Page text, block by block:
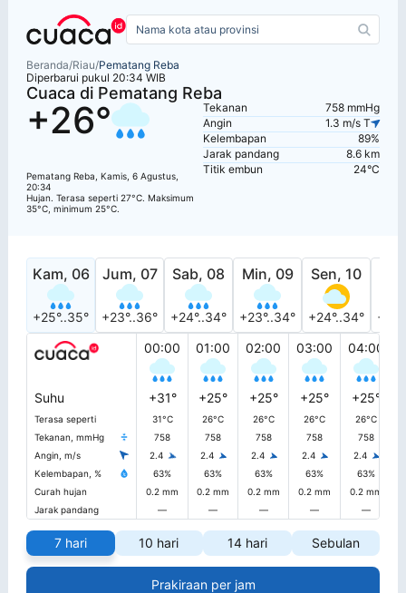
Beranda/Riau/Pematang Reba
Diperbarui pukul 20:34 WIB
Cuaca di Pematang Reba
+26°
Pematang Reba, Kamis, 6 Agustus,
20:34
Hujan. Terasa seperti 27°C. Maksimum
35°C, minimum 25°C.
Tekanan
758 mmHg
Angin
1.3 m/s T
Kelembapan
89%
Jarak pandang
8.6 km
Titik embun
24°C
Kam, 06
+25°..35°
Jum, 07
+23°..36°
Sab, 08
+24°..34°
Min, 09
+23°..34°
Sen, 10
+24°..34°
00:00
01:00 02:00 03:00 04:00
Suhu +31° +25° +25° +25° +25°
Terasa seperti 31°C 26°C 26°C 26°C
26°C
Tekanan, mmHg
758 758 758 758
758
Angin, m/s
2.4 2.4 2.4 2.4 2.4
Kelembapan, %
63% 63% 63% 63%
63%
Curah hujan
0.2 mm 0.2 mm 0.2 mm 0.2 mm 0.2 mm
Jarak pandang
— — — — —
7 hari 10 hari 14 hari Sebulan
Prakiraan per jam